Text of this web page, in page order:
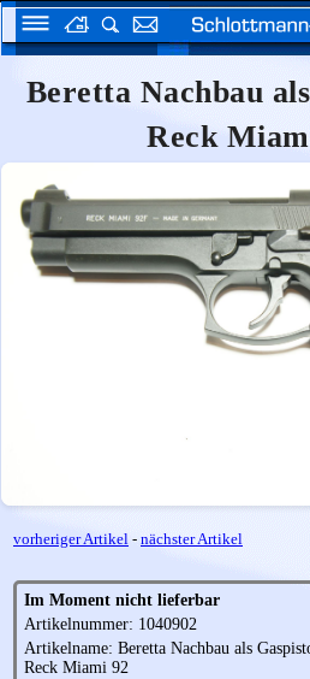
Beretta Nachbau
Reck
vorheriger Artikel - nächster Artikel
Im Moment nicht lieferbar
Artikelnummer: 1040902
Artikelname: Beretta Nachbau als
Reck Miami 92